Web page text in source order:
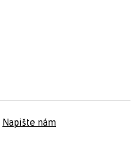
Napište nám